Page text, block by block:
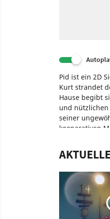
Pid ist ein 2D
Kurt strandet
Hause begibt
und nützlichen
seiner
kooperativen